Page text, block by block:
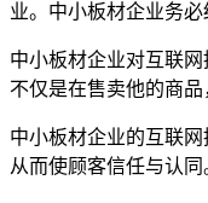
业。中小板材企业务
中小板材企业对互联
不仅是在售卖他的商
中小板材企业的互联
从而使顾客信任与认同